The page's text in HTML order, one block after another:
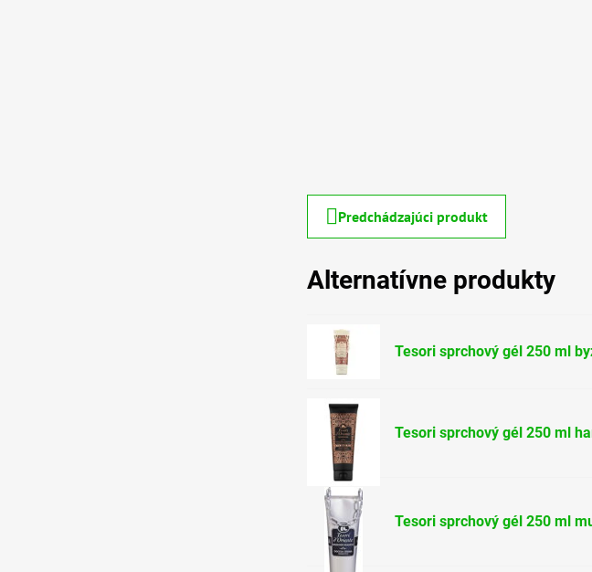
Predchádzajúci produkt
Alternatívne produkty
Tesori sprchový gél 250 ml
Tesori sprchový gél 250 ml
Tesori sprchový gél 250 ml